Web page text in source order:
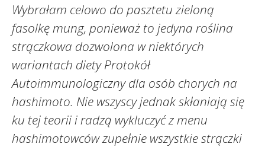
Wybrałam celowo do pasztetu zieloną
fasolkę mung, ponieważ to jedyna roślina
strączkowa dozwolona w niektórych
wariantach diety Protokół
Autoimmunologiczny dla osób chorych na
hashimoto. Nie wszyscy jednak skłaniają się
ku tej teorii i radzą wykluczyć z menu
hashimotowców zupełnie wszystkie strączki